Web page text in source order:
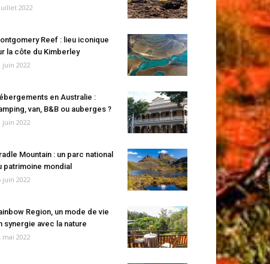
2022
Reef : lieu iconique
la côte du Kimberley
juin 2022
en Australie :
van, B&B ou auberges ?
juin 2022
Mountain : un parc national
patrimoine mondial
juin 2022
Region, un mode de vie
synergie avec la nature
mai 2022